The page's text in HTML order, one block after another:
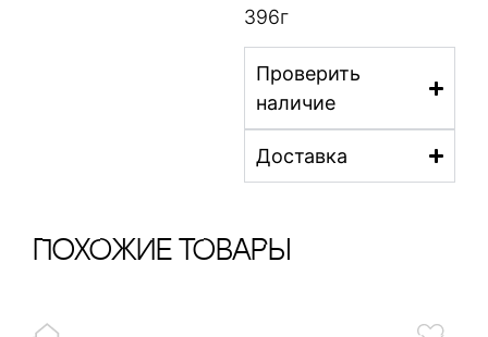
396г
Проверить
наличие
Доставка
ПохОжИе тОваРы